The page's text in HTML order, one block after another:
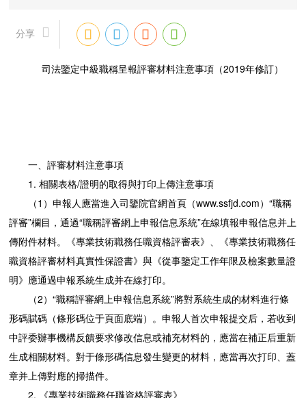
分享
司法鑒定中級職稱呈報評審材料注意事項（2019年修訂）
一、評審材料注意事項
1. 相關表格/證明的取得與打印上傳注意事項
（1）申報人應當進入司鑒院官網首頁（www.ssfjd.com）“職稱
評審”欄目，通過“職稱評審網上申報信息系統”在線填報申報信息并上
傳附件材料。《專業技術職務任職資格評審表》、《專業技術職務任
職資格評審材料真實性保證書》與《從事鑒定工作年限及檢案數量證
明》應通過申報系統生成并在線打印。
（2）“職稱評審網上申報信息系統”將對系統生成的材料進行條
形碼賦碼（條形碼位于頁面底端）。申報人首次申報提交后，若收到
中評委辦事機構反饋要求修改信息或補充材料的，應當在補正后重新
生成相關材料。對于條形碼信息發生變更的材料，應當再次打印、蓋
章并上傳對應的掃描件。
2. 《專業技術職務任職資格評審表》